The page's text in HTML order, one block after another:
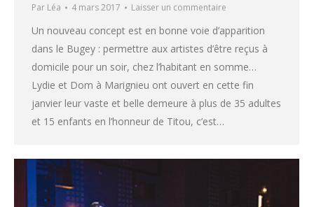
Par Léa 4 mars 2017 Laisser un commentaire
Un nouveau concept est en bonne voie d’apparition
dans le Bugey : permettre aux artistes d’être reçus à
domicile pour un soir, chez l’habitant en somme…
Lydie et Dom à Marignieu ont ouvert en cette fin
janvier leur vaste et belle demeure à plus de 35 adultes
et 15 enfants en l’honneur de Titou, c’est…